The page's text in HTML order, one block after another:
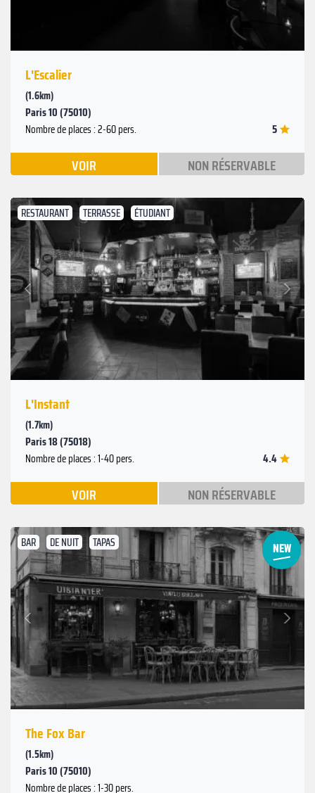
L'Escalier
(1.6km)
Paris 10 (75010)
Nombre de places : 2-60 pers. 5
VOIR NON RÉSERVABLE
RESTAURANT TERRASSE ÉTUDIANT
Précédent
Suivant
L'Instant
(1.7km)
Paris 18 (75018)
Nombre de places : 1-40 pers. 4.4
VOIR NON RÉSERVABLE
BAR DE NUIT TAPAS
Précédent
Suivant
The Fox Bar
(1.5km)
Paris 10 (75010)
Nombre de places : 1-30 pers.